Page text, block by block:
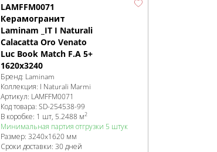
LAMFFM0071
Керамогранит
Laminam _IT I Naturali
Calacatta Oro Venato
Luc Book Match F.A 5+
1620x3240
Бренд: Laminam
Коллекция: I Naturali Marmi
Артикул: LAMFFM0071
Код товара: SD-254538-99
В коробке: 1 шт, 5.2488 м2
Минимальная партия отгрузки 5 штук
Размер: 3240x1620 мм
Сроки доставки: 30 дней